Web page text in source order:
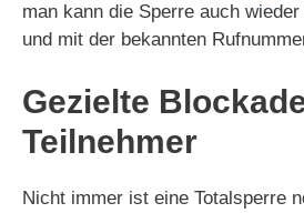
man kann die Sperre auch
und mit der bekannten
Gezielte
Teilnehmer
Nicht immer ist eine Totalsperre